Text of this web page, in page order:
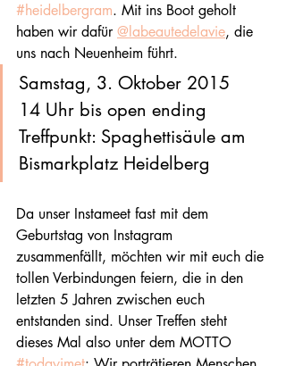
#heidelbergram. Mit ins Boot geholt
haben wir dafür @labeautedelavie, die
uns nach Neuenheim führt.
Samstag, 3. Oktober 2015
14 Uhr bis open ending
Treffpunkt: Spaghettisäule am
Bismarkplatz Heidelberg
Da unser Instameet fast mit dem
Geburtstag von Instagram
zusammenfällt, möchten wir mit euch die
tollen Verbindungen feiern, die in den
letzten 5 Jahren zwischen euch
entstanden sind. Unser Treffen steht
dieses Mal also unter dem MOTTO